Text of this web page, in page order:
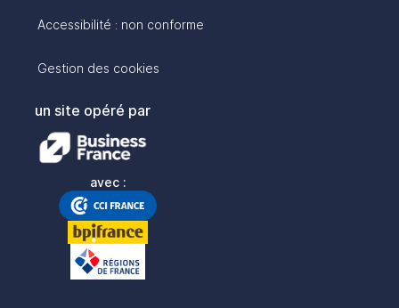
Accessibilité : non conforme
Gestion des cookies
un site opéré par
avec :